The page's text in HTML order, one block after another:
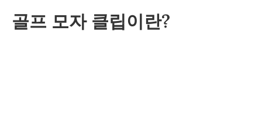
골프 모자 클립이란?